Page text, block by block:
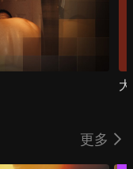
更多